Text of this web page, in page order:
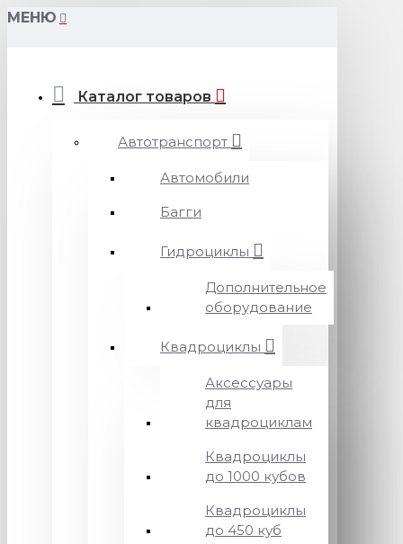
МЕНЮ
Каталог товаров
Автотранспорт
Автомобили
Багги
Гидроциклы
Дополнительное
оборудование
Квадроциклы
Аксессуары
для
квадроциклам
Квадроциклы
до 1000 кубов
Квадроциклы
до 450 куб